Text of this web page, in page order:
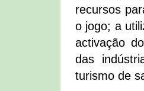
recursos
o jogo; a
activação
das
turismo de